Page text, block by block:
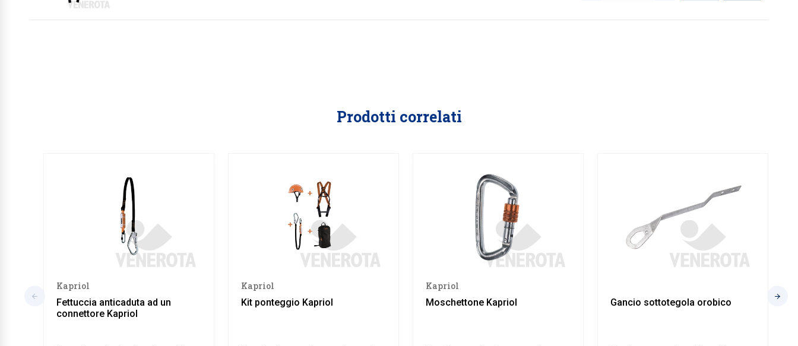
Prodotti correlati
Kapriol
Fettuccia anticaduta ad un
connettore Kapriol
Kapriol
Kit ponteggio Kapriol
Kapriol
Moschettone Kapriol
Gancio sottotegola orobico